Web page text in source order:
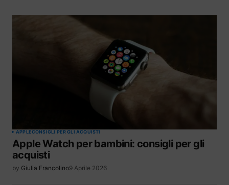
APPLECONSIGLI PER GLI ACQUISTI
Apple Watch per bambini: consigli per gli
acquisti
by Giulia Francolino9 Aprile 2026